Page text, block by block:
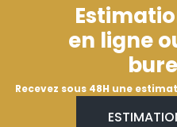
en ligne
Recevez sous 48H une